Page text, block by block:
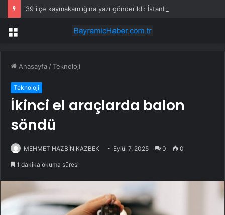
Menü
Anasayfa /Teknoloji
Teknoloji
İkinci el araçlarda balon
söndü
MEHMET HAZBİN KAZBEK Eylül 7, 2025 0 0
1 dakika okuma süresi